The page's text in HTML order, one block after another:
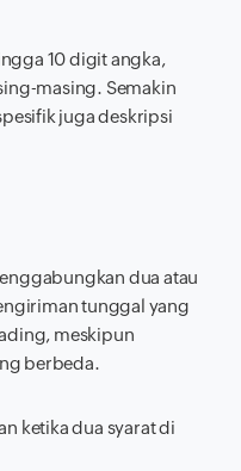
10 digit angka,
masing. Semakin
juga deskripsi
dua atau
tunggal yang
meskipun
berbeda.
ketika dua syarat di